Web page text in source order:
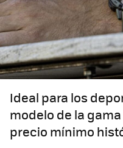
Ideal para los
modelo de la
precio mínimo